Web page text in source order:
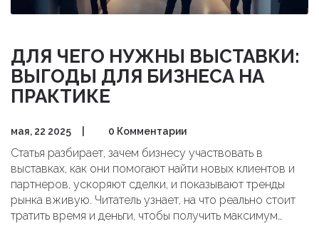
ДЛЯ ЧЕГО НУЖНЫ ВЫСТАВКИ:
ВЫГОДЫ ДЛЯ БИЗНЕСА НА
ПРАКТИКЕ
мая, 22 2025 0 Комментарии
Статья разбирает, зачем бизнесу участвовать в
выставках, как они помогают найти новых клиентов и
партнеров, ускоряют сделки, и показывают тренды
рынка вживую. Читатель узнает, на что реально стоит
тратить время и деньги, чтобы получить максимум